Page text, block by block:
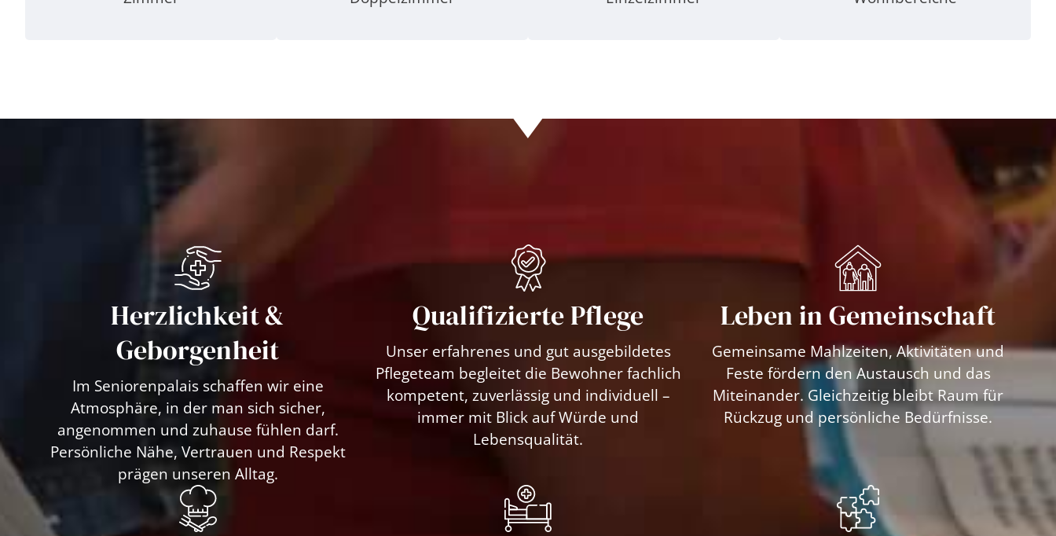
Herzlichkeit &
Geborgenheit
Im Seniorenpalais schaffen wir eine
Atmosphäre, in der man sich sicher,
angenommen und zuhause fühlen darf.
Persönliche Nähe, Vertrauen und Respekt
prägen unseren Alltag.
Qualifizierte Pflege
Unser erfahrenes und gut ausgebildetes
Pflegeteam begleitet die Bewohner fachlich
kompetent, zuverlässig und individuell –
immer mit Blick auf Würde und
Lebensqualität.
Leben in Gemeinschaft
Gemeinsame Mahlzeiten, Aktivitäten und
Feste fördern den Austausch und das
Miteinander. Gleichzeitig bleibt Raum für
Rückzug und persönliche Bedürfnisse.